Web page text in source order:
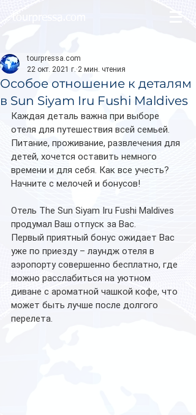
Особое отношение к деталям
в Sun Siyam Iru Fushi Maldives
tourpressa.com
22 окт. 2021 г. 2 мин. чтения
Каждая деталь важна при выборе
отеля для путешествия всей семьей.
Питание, проживание, развлечения для
детей, хочется оставить немного
времени и для себя. Как все учесть?
Начните с мелочей и бонусов!
Отель The Sun Siyam Iru Fushi Maldives
продумал Ваш отпуск за Вас.
Первый приятный бонус ожидает Вас
уже по приезду – лаундж отеля в
аэропорту совершенно бесплатно, где
можно расслабиться на уютном
диване с ароматной чашкой кофе, что
может быть лучше после долгого
перелета.